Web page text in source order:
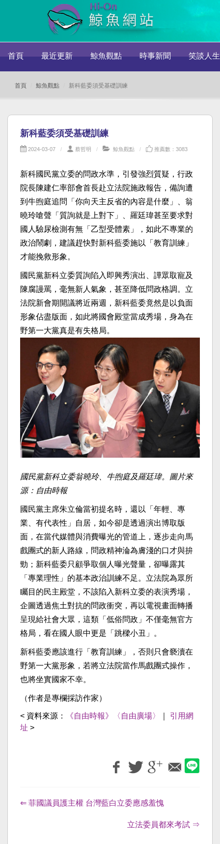
首頁 最近更新 鯨魚觀點 時事新聞 笑談人生
首頁 鯨魚觀點 新科藍委須受基礎訓練
新科藍委須受基礎訓練
2024-03-07 蔡哲明 鯨魚觀點 推薦數：3083
新科國民黨立委的問政水準，引發強烈質疑，行政
院長陳建仁率部會首長赴立法院施政報告，備詢遭
到牛煦庭追問「你向天主反省的內容是什麼」、翁
曉玲嗆聲「質詢就是上對下」、羅廷瑋甚至要求對
國人驗尿檢測有無「乙型受體素」，如此不專業的
政治鬧劇，建議趕快對新科藍委施以「教育訓練」
才能挽救形象。
國民黨新科立委質詢陷入即興秀演出、譁眾取寵及
陳腐謾罵，毫無新人氣象，甚至降低問政格調。立
法院新會期開議將近兩週，新科藍委竟然是以負面
形象佔盡版面，如此將國會殿堂當成秀場，身為在
野第一大黨真是有失格局。
國民黨新科立委翁曉玲、牛煦庭及羅廷瑋。圖片來
源：自由時報
國民黨主席朱立倫當初提名時，還以「年輕、專
業、有代表性」自居，如今卻是透過演出博取版
面，在當代媒體與消費曝光的管道上，逐步走向馬
戲團式的新人路線，問政精神淪為膚淺的口才與拚
勁；新科藍委只顧爭取個人曝光聲量，卻曝露其
「專業理性」的基本政治訓練不足。立法院為眾所
矚目的民主殿堂，不該陷入新科立委的表演秀場，
企圖透過焦土對抗的問政衝突，再以電視畫面轉播
呈現給社會大眾，這類「低俗問政」不僅毫無官方
格局，看在國人眼中更是「跳樑小丑」。
新科藍委應該進行「教育訓練」，否則只會褻瀆在
野第一大黨形象，若將立法院當作馬戲團式操作，
也將坐實國家不幸。
（作者是專欄採訪作家）
< 資料來源： 《自由時報》〈自由廣場〉
引用網
址 >
⇐ 菲國議員護主權 台灣藍白立委應感羞愧
立法委員都來考試 ⇒